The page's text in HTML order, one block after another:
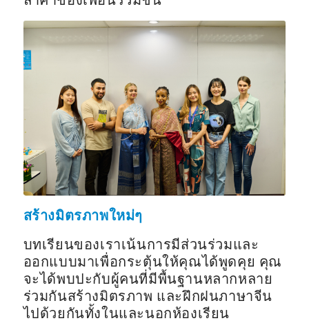
สร้างมิตรภาพใหม่ๆ
บทเรียนของเราเน้นการมีส่วนร่วมและ
ออกแบบมาเพื่อกระตุ้นให้คุณได้พูดคุย คุณ
จะได้พบปะกับผู้คนที่มีพื้นฐานหลากหลาย
ร่วมกันสร้างมิตรภาพ และฝึกฝนภาษาจีน
ไปด้วยกันทั้งในและนอกห้องเรียน